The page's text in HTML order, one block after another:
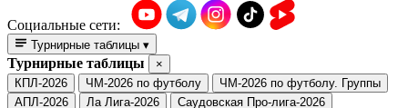
Социальные сети:
Турнирные таблицы ▾
Турнирные таблицы
×
КПЛ-2026
ЧМ-2026 по футболу
ЧМ-2026 по футболу. Группы
АПЛ-2026
Ла Лига-2026
Саудовская Про-лига-2026